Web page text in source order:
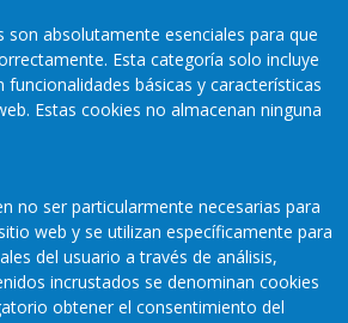
Mapa web Aviso legal
son absolutamente esenciales para que
Esta categoría solo incluye
funcionalidades básicas y características
Estas cookies no almacenan ninguna
no ser particularmente necesarias para
web y se utilizan específicamente para
del usuario a través de análisis,
incrustados se denominan cookies
obtener el consentimiento del